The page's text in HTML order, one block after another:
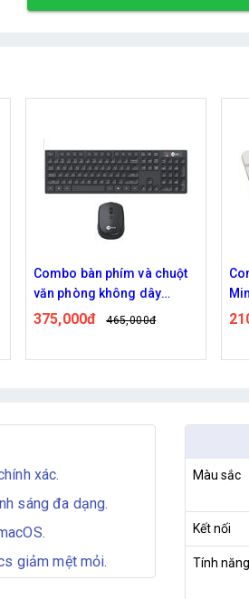
và chuột
Combo Bàn Phím và
Mini Bluetooth
210,000đ
xác.
sáng đa dạng.
giảm mệt mỏi.
Màu sắc
Kết nối
Tính năng